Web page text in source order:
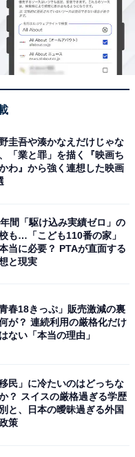
器用な人が、不運が
せてくれる（50代男
哀れすぎる（30代男
られました。
えない（30代男性）」
ター（30代男性）」な
「攻撃しようとすっ
圭吾や湊かなえだけじゃな
「業と罪」を描く『映画ち
わ』から強く連想した映画
間「駆け込み実績ゼロ」の
も…「こども110番の家」
当に必要？ PTAが直面する
と現実
青春18きっぷ」販売激減の裏
が？ 連続利用の厳格化だけ
ない「本当の理由」
移民」に冷たいのはどっちな
？ スイスの厳格過ぎる学歴
と、日本の曖昧過ぎる外国
策